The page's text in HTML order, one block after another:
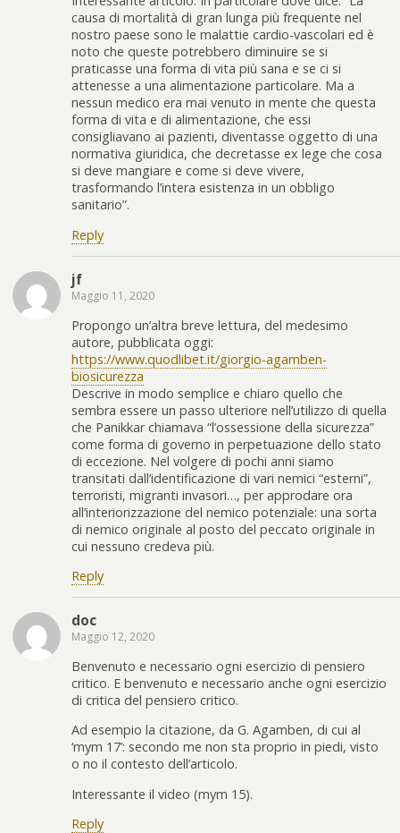
causa di mortalità di gran lunga più frequente nel
nostro paese sono le malattie cardio-vascolari ed è
noto che queste potrebbero diminuire se si
praticasse una forma di vita più sana e se ci si
attenesse a una alimentazione particolare. Ma a
nessun medico era mai venuto in mente che questa
forma di vita e di alimentazione, che essi
consigliavano ai pazienti, diventasse oggetto di una
normativa giuridica, che decretasse ex lege che cosa
si deve mangiare e come si deve vivere,
trasformando l’intera esistenza in un obbligo
sanitario”.
Reply
jf
Maggio 11, 2020
Propongo un’altra breve lettura, del medesimo
autore, pubblicata oggi:
https://www.quodlibet.it/giorgio-agamben-
biosicurezza
Descrive in modo semplice e chiaro quello che
sembra essere un passo ulteriore nell’utilizzo di quella
che Panikkar chiamava “l’ossessione della sicurezza”
come forma di governo in perpetuazione dello stato
di eccezione. Nel volgere di pochi anni siamo
transitati dall’identificazione di vari nemici “esterni”,
terroristi, migranti invasori…, per approdare ora
all’interiorizzazione del nemico potenziale: una sorta
di nemico originale al posto del peccato originale in
cui nessuno credeva più.
Reply
doc
Maggio 12, 2020
Benvenuto e necessario ogni esercizio di pensiero
critico. E benvenuto e necessario anche ogni esercizio
di critica del pensiero critico.
Ad esempio la citazione, da G. Agamben, di cui al
‘mym 17’: secondo me non sta proprio in piedi, visto
o no il contesto dell’articolo.
Interessante il video (mym 15).
Reply